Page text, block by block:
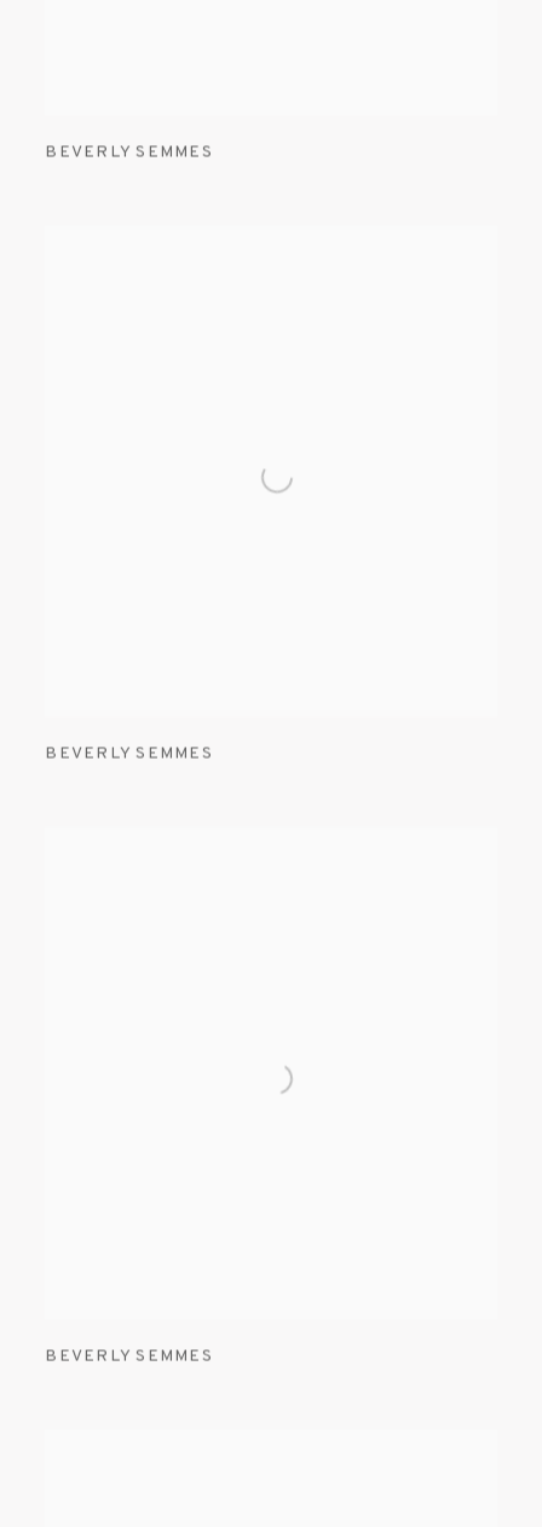
BEVERLY SEMMES
BEVERLY SEMMES
BEVERLY SEMMES